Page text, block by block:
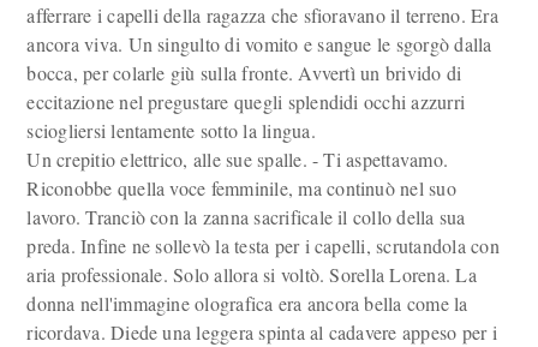
afferrare i capelli della ragazza che sfioravano il terreno. Era
ancora viva. Un singulto di vomito e sangue le sgorgò dalla
bocca, per colarle giù sulla fronte. Avvertì un brivido di
eccitazione nel pregustare quegli splendidi occhi azzurri
sciogliersi lentamente sotto la lingua.
Un crepitio elettrico, alle sue spalle. - Ti aspettavamo.
Riconobbe quella voce femminile, ma continuò nel suo
lavoro. Tranciò con la zanna sacrificale il collo della sua
preda. Infine ne sollevò la testa per i capelli, scrutandola con
aria professionale. Solo allora si voltò. Sorella Lorena. La
donna nell'immagine olografica era ancora bella come la
ricordava. Diede una leggera spinta al cadavere appeso per i